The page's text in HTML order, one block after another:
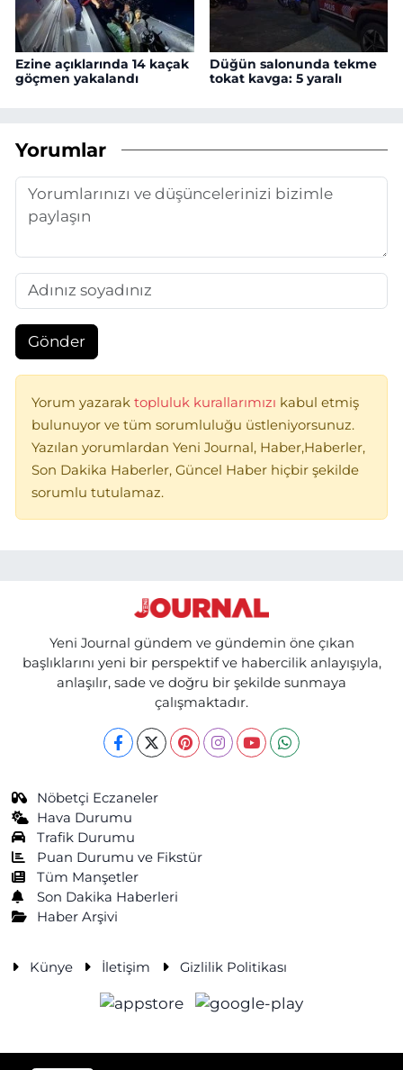
Ezine açıklarında 14 kaçak
göçmen yakalandı
Düğün salonunda tekme
tokat kavga: 5 yaralı
Yorumlar
Gönder
Yorum yazarak topluluk kurallarımızı kabul etmiş
bulunuyor ve tüm sorumluluğu üstleniyorsunuz.
Yazılan yorumlardan Yeni Journal, Haber,Haberler,
Son Dakika Haberler, Güncel Haber hiçbir şekilde
sorumlu tutulamaz.
Yeni Journal gündem ve gündemin öne çıkan
başlıklarını yeni bir perspektif ve habercilik anlayışıyla,
anlaşılır, sade ve doğru bir şekilde sunmaya
çalışmaktadır.
Nöbetçi Eczaneler
Hava Durumu
Trafik Durumu
Puan Durumu ve Fikstür
Tüm Manşetler
Son Dakika Haberleri
Haber Arşivi
Künye İletişim Gizlilik Politikası